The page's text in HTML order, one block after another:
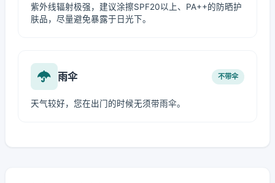
紫外线辐射极强，建议涂擦SPF20以上、PA++的防晒护
肤品，尽量避免暴露于日光下。
雨伞 不带伞
天气较好，您在出门的时候无须带雨伞。